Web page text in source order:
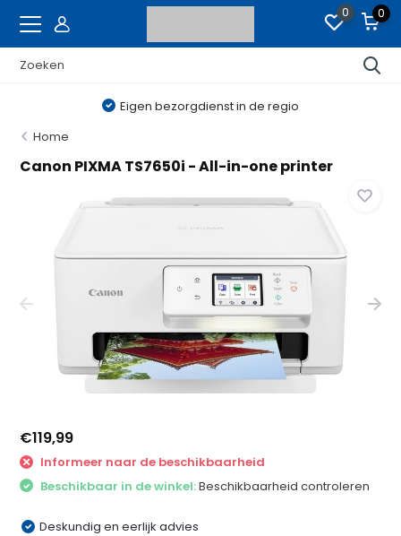
0 0
Eigen bezorgdienst in de regio
Home
Canon PIXMA TS7650i - All-in-one printer
€119,99
Informeer naar de beschikbaarheid
Beschikbaar in de winkel:Beschikbaarheid controleren
Deskundig en eerlijk advies